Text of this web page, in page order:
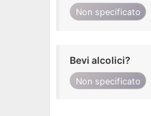
Non specificato
Bevi alcolici?
Non specificato